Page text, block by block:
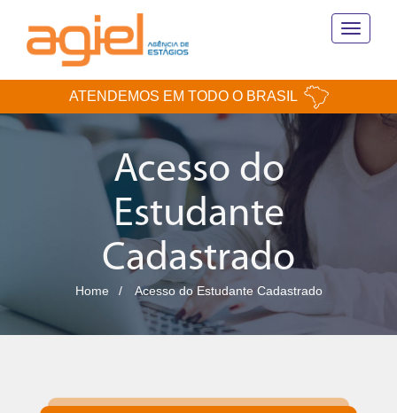
Toggle
ATENDEMOS EM TODO O BRASIL
Acesso do
Estudante
Cadastrado
Home Acesso do Estudante Cadastrado